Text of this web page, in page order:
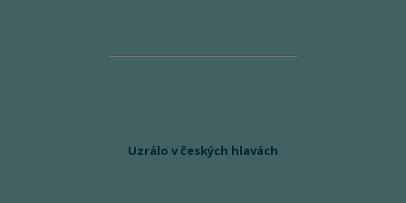
Uzrálo v českých hlavách